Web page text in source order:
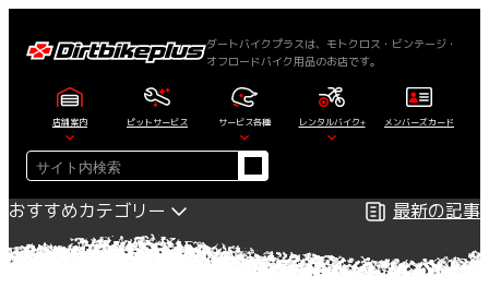
ダートバイクプラスは、モトクロス・ビンテージ・
オフロードバイク用品のお店です。
店舗案内 ピットサービス サービス各種 レンタルバイク+ メンバーズカード
検
索
おすすめカテゴリー
最新の記事